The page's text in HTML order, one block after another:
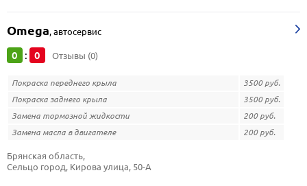
Omega,автосервис
0 : 0 Отзывы (0)
Покраска переднего крыла
3500 руб.
Покраска заднего крыла
3500 руб.
Замена тормозной жидкости
200 руб.
Замена масла в двигателе
200 руб.
Брянская область,
Сельцо город, Кирова улица, 50-А